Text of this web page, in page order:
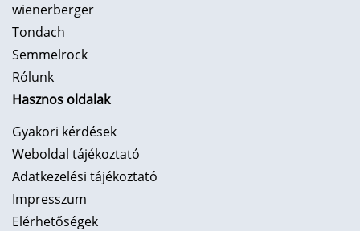
wienerberger
Tondach
Semmelrock
Rólunk
Hasznos oldalak
Gyakori kérdések
Weboldal tájékoztató
Adatkezelési tájékoztató
Impresszum
Elérhetőségek